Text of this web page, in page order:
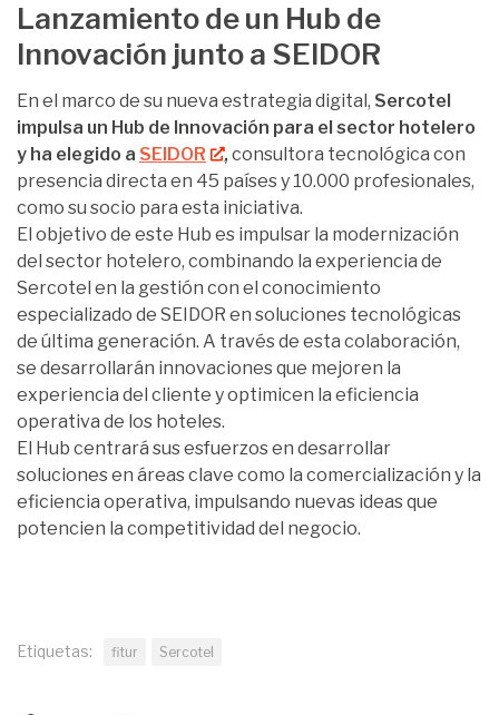
Lanzamiento de un Hub de
Innovación junto a SEIDOR
En el marco de su nueva estrategia digital, Sercotel
impulsa un Hub de Innovación para el sector hotelero
y ha elegido a SEIDOR , consultora tecnológica con
presencia directa en 45 países y 10.000 profesionales,
como su socio para esta iniciativa.
El objetivo de este Hub es impulsar la modernización
del sector hotelero, combinando la experiencia de
Sercotel en la gestión con el conocimiento
especializado de SEIDOR en soluciones tecnológicas
de última generación. A través de esta colaboración,
se desarrollarán innovaciones que mejoren la
experiencia del cliente y optimicen la eficiencia
operativa de los hoteles.
El Hub centrará sus esfuerzos en desarrollar
soluciones en áreas clave como la comercialización y la
eficiencia operativa, impulsando nuevas ideas que
potencien la competitividad del negocio.
Etiquetas: fitur Sercotel